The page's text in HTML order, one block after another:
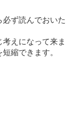
ず読んでおいた
えになって来ま
縮できます。